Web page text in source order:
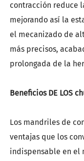
contracción reduce
mejorando así la
el mecanizado de
más precisos,
prolongada de la
Beneficios DE LOS
Los mandriles de
ventajas que los
indispensable en el